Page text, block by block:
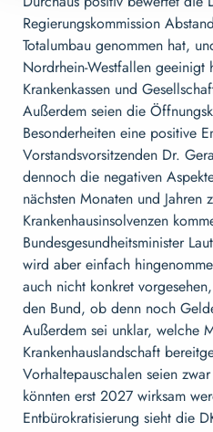
Regierungskommission
Totalumbau genommen hat,
Nordrhein-Westfallen geeinigt
Krankenkassen und
Außerdem seien die
Besonderheiten eine positive
Vorstandsvorsitzenden Dr.
dennoch die negativen
nächsten Monaten und Jahren
Krankenhausinsolvenzen
Bundesgesundheitsminister
wird aber einfach
auch nicht konkret
den Bund, ob denn noch
Außerdem sei unklar, welche
Krankenhauslandschaft
Vorhaltepauschalen seien
könnten erst 2027 wirksam
Entbürokratisierung sieht die